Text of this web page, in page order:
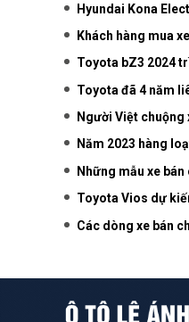
Hyundai Kona
Khách hàng mua
Toyota bZ3 2024
Toyota đã 4 năm
Người Việt chuộng
Năm 2023 hàng
Những mẫu xe
Toyota Vios dự
Các dòng xe bán